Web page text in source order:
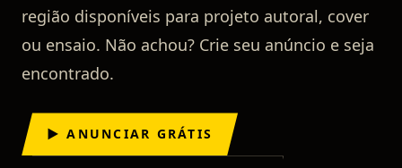
região disponíveis para projeto autoral, cover
ou ensaio. Não achou? Crie seu anúncio e seja
encontrado.
▶ ANUNCIAR GRÁTIS